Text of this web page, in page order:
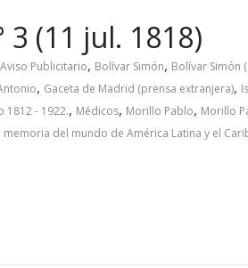
(11 jul. 1818)
Aviso Publicitario, Bolívar Simón, Bolívar Simón
, Gaceta de Madrid (prensa extranjera),
1812 - 1922., Médicos, Morillo Pablo, Morillo
memoria del mundo de América Latina y el